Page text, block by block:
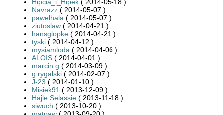
Hipcia_i_Hipek ( 2014-05-18 )
Navrazz ( 2014-05-07 )
pawelhala ( 2014-05-07 )
ziutoslaw ( 2014-04-21 )
hansglopke ( 2014-04-21 )
tyski ( 2014-04-12 )
mysiamloda ( 2014-04-06 )
ALOIS ( 2014-04-01 )
marcin.g ( 2014-03-09 )
g.rygalski ( 2014-02-07 )
J-23 ( 2014-01-10 )
Misiek91 ( 2013-12-09 )
Hajle Selassie ( 2013-11-18 )
siwuch ( 2013-10-20 )
matpaw ( 2013-09-20 )